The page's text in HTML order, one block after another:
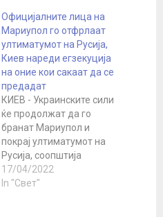
Официјалните лица на
Мариупол го отфрлаат
ултиматумот на Русија,
Киев нареди егзекуција
на оние кои сакаат да се
предадат
КИЕВ - Украинските сили
ќе продолжат да го
бранат Мариупол и
покрај ултиматумот на
Русија, соопштија
денеска властите на тој
украински град, кој е
17/04/2022
In "Свет"